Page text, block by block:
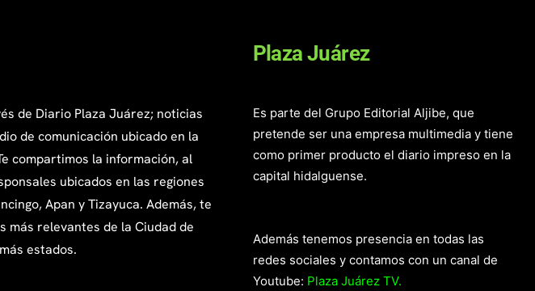
de Diario Plaza Juárez; noticias
de comunicación ubicado en la
compartimos la información, al
ubicados en las regiones
Apan y Tizayuca. Además, te
más relevantes de la Ciudad de
estados.
Plaza Juárez
Es parte del Grupo Editorial Aljibe, que
pretende ser una empresa multimedia y tiene
como primer producto el diario impreso en la
capital hidalguense.
Además tenemos presencia en todas las
redes sociales y contamos con un canal de
Youtube: Plaza Juárez TV.